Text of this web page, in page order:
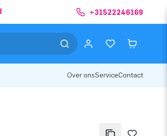
+31522246169
Over onsServiceContact